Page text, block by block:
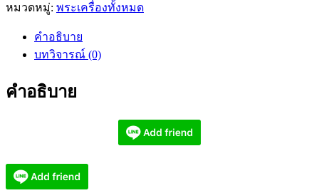
พ่อ
จังหวัด
โชค
AC2439
หมวดหมู่: พระเครื่องทั้งหมด
คำอธิบาย
บทวิจารณ์ (0)
คำอธิบาย